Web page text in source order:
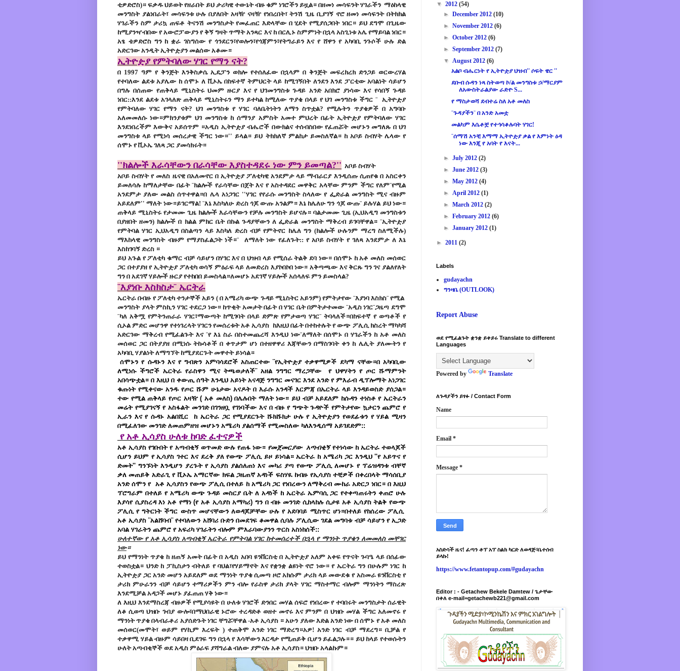
ቲዎድሮስ)። ፍቃዱ ህይወት የዘራበት ይህ ታሪካዊ ተውኔት ብዙ ቁም ነገሮችን ይዟል። በዘመነ መሳፍንት ሃገራችን ማዕከላዊ
መንግስት ያልነበራት፣ መሳፍንቱ ሁሉ በያለበት አዛዥ ናዛዥ የነበረበት፣ ትንሽ ጊዜ ቢያገኝ ኖሮ ዘመነ መሳፍንት በትክክል
ሃገራችን ስም ታሪኳ ጠፍቶ ትናንሽ መንግስታት የመፈጠር እድላቸው በ ሂደት የሚያሰጋበት ነበር። ይህ ደግሞ በጊዜው
ከሚያንዣብበው የ አውሮፓውያን የ ቅኝ ግዛት ጥማት አንጻር እና ከ በርሊኑ ስምምነት በኋላ አስጊነቱ አሌ የማይባል ነበር።
አፄ ቴዎድሮስ ግን ከ ቋራ ገስግሰው የ ጎንደርን፣የወሎን፣የጎጃምን፣የትግራይን እና የ ሸዋን የ አካባቢ ንጉሶች ሁሉ ድል
አድርገው አንዲት ኢትዮዽያን መልሰው አቆሙ።
ኢትዮዽያ የምትባለው ሃገር የማን ናት?
በ 1997 ዓም የ ቅንጅት እንቅስቃሴ ኢዴፓን ወክሎ የተሰለፈው በኋላም በ ቅንጅት መፍረክረክ ድንጋይ ወርውረሃል
የተባለው ልደቱ አያሌው ከ ሰሞኑ ለ ቪኦኤ በከፍተኛ ትምህርት ላይ ከሚገኝበት ለንደን እንደ ፓርቲው አባልነት ሳይሆን
በግሉ በሰጠው የጠቅላይ ሚኒስትሩ ህመም ዙርያ እና የ ህገመንግስቱ ጉዳይ አንድ አበክሮ ያነሳው እና የሳበኝ ጉዳይ
ነበር::እንደ ልደቱ አገላለጽ ጠቅላይ ሚኒስትሩን ማን ይተካል ከሚለው ጥያቄ በላይ የ ህገ መንግስቱ ችግር ¨ ኢትዮዽያ
የምትባለው ሃገር የማን ናት? ህገ መንግስቱ የ ሃገር ባለቤትነትን ለማን ስጥቷል? የሚሉትን ጥያቄዎች በ አግባቡ
አለመመለሱ ነው።ምክንያቱም ህገ መንግስቱ ከ ሰማንያ አምስት አመተ ምህረት በፊት ኢትዮዽያ የምትባለው ሃገር
እንደነበረችም እውቅና አይሰጥም ።አዲስ ኢትዮዽያ ብሔሮች በውክልና ተሰብስበው የፈጠሯት መሆኑን መግለጹ በ ህገ
መንግስቱ ላይ የሚነሳ መሰረታዊ ችግር ነው።'' ይላል። ይህ ትክክለኛ ምልከታ ይመስለኛል። ከ አቦይ ስብሃት ሌላው የ
ሰሞኑ የ ቪኦኤ ገለጻ ጋር ያመሳክሩት።
''ክልሎች እራሳቸውን በራሳቸው እያስተዳደሩ ነው ምን ይመጣል?'' አቦይ ስብሃት
አቦይ ስብሃት የ መለስ ዜናዊ በአለመኖር በ ኢትዮዽያ ፖለቲካዊ አንደምታ ላይ ማብራርያ እንዲሰጡ ሲጠየቁ በ አስርቀን
ይመለሳሉ ከማለታቸው በፊት ¨ክልሎች የራሳቸው በጀት እና የ አስተዳደር መዋቅር አላቸው ምንም ችግር የለም¨የሚል
አንደምታ ያለው መልስ ሰጥተዋል።በ ሌላ አነጋገር ''ሃገር የየራሱ መንግስት ስላለው የ ፌድራል መንግስት ሚና ብዙም
አይደለም'' ማለት ነው።ይገርማል! ¨እኔ እስካለሁ ድረስ ጎጆ ውጡ አንልም። እኔ ከሌለሁ ግን ጎጆ ውጡ¨ ይሉሃል ይህ ነው።
ጠቅላይ ሚኒስትሩ የታመሙ ጊዜ ክልሎች እራሳቸውን የቻሉ መንግስት ይሆናሉ። ባልታመሙ ጊዜ (ኢህአዲግ መንግስቱን
በያዘበት ዘመን) ክልሎች በ ክልል ምክር ቤት በኩል ጉዳያቸውን ለ ፌድራል መንግስት ማቅረብ ይገባቸዋል። ¨ኢትዮዽያ
የምትባል ሃገር ኢህአዲግ በስልጣን ላይ እስካለ ድረስ ብቻ የምትኖር ከሌለ ግን (ክልሎች ሁሉንም ማረግ ስለሚችሉ)
ማእከላዊ መንግስት ብዙም የማያስፈልጋት ነች።¨ ለማለት ነው የፈለጉት:: የ አቦይ ስብሃት የ ገለጻ አንደምታ ለ እኔ
እስከገባኝ ድረስ ።
ይህ አጉል የ ፖለቲካ ቁማር ብቻ ሳይሆን በሃገር እና በ ህዝብ ላይ የሚሰራ ትልቅ ደባ ነው። በሰሞኑ ከ አቶ መለስ መሰወር
ጋር በተያያዘ የ ኢትዮዽያ ፖለቲካ ወሳኝ ምዕራፍ ላይ ለመድረስ እያኮበኮበ ነው። አቅጣጫው እና ቅርጹ ግን ገና ያልለየለት
ግን በ አደገኛ ሃይሎች ዙርያ የተከበበ ይመስላል።ለመሆኑ አደገኛ ሃይሎች አሰላለፍ ምን ይመስላል?
¨እያነቡ እስክስታ¨ ኤርትራ
ኤርትራ በብዙ የ ፖለቲካ ተንታኞች አይን ( በ አሜሪካ ውጭ ጉዳይ ሚኒስትር አይንም) የምትታየው ¨እያነባ እስክስ¨ የሚል
መንግስት ያላት ምስኪን ሃገር ተደርጋ ነው። ከጥቂት አመታት በፊት በ ሃገር ቤት በምትታተመው ¨አዲስ ነገር¨ጋዜጣ ደግሞ
¨ካለ አቅሟ የምትንጠራራ ሃገር፣ማውጣት ከሚገባት በላይ ድምጽ የምታወጣ ሃገር¨ ትባላለች።በከፍተኛ የ ወጣቶች የ
ሲኦል ምድር መሆንዋ የተነገረላት ሃገርን የመሰረቱት አቶ ኢሳያስ ከእዚህ በፊት በተከተሉት የ ውጭ ፖሊሲ ክስረት ማካካሻ
አድርገው ማቅረብ የሚፈልጉት እና ¨የ እኔ ስራ በስተመጨረሻ እንዲህ ነው¨ለማለት በሰሞኑ በ ሃገራችን ከ አቶ መለስ
መሰወር ጋር በትያያዘ በሚነሱ ትኩሳቶች በ ቀጥታም ሆነ በተዘዋዋሪ እጃቸውን በማስገባት ቀን ከ ሌሊት ያለሙትን የ
አካባቢ ሃያልነት ለማግኘት ከሚያደርጉት መዋተት ይነሳል።
ሰሞኑን የ ሱዳኑን እና የ ግብጽን አምባሳደሮች አስጠርተው ¨የኢትዮዽያ ተቃዋሚዎች ደካማ ናቸው።በ አካባቢው
ለሚነሱ ችግሮች ኤርትራ የራስዋን ሚና ትጫወታለች¨ አዘል ንግግር ማረጋቸው የ ህዋሃትን የ ጦር ሹማምንት
አበሳጭቷል። በ እዚህ በ ቀውጢ ሰዓት እንዲህ አይነት አናዳጅ ንግግር መናገር እንደ አንድ የ ምእራብ ዲፕሎማት አነጋገር
ቁጡነት የሚቀናው አንዱ የጦር ሹም ሁኔታው አናዶት በ እራሱ አንዳች እርምጃ በኤርትራ ላይ እንዳይወስድ ያሰጋል።
ተው የሚል ጠቅላይ የጦር አዛዥ ( አቶ መለስ) በሌሉበት ማለት ነው። ይህ ብቻ አይደለም ከሱዳን ተነስቶ የ ኤርትራን
መሬት የሚያገናኝ የ አስፋልት መንገድ በገንዘቧ የገነባችው እና በ ብዙ የ ግጭት ጉዳዮች የምትታየው ኳታርን ጨምሮ የ
ኢራን እና የ ሱዳኑ አልበሺር ከ ኤርትራ ጋር የሚያደርጉት ሹክሹክታ ሁሉ የ ኢትዮዽያን የወደፊቱን የ ሃይል ሚዛን
በሚፈለገው መንገድ ለመጠምዘዝ መሆኑን አሜሪካ ያልሰማች የሚመስለው ካለእንዲሰማ አይገደድም::
የ አቶ ኢሳያስ ሁለቱ ከባድ ፈተናዎች
አቶ ኢሳያስ የገቡበት የ አጣብቂኝ ወጥመድ ውሉ የጠፋ ነው። የመጀመርያው አጣብቂኝየተነሳው ከ ኤርትራ ተወላጆች
ሲሆን ይህም የ ኢሳያስ ገተር እና ደረቅ ያለ የውጭ ፖሊሲ ይዞ ይነሳል። ኤርትራ ከ አሜሪካ ጋር እንዲህ ''የ አይጥና የ
ድመት'' ግንኙነት እንዲሆን ያረጉት የ ኢሳያስ ያልሰለጠነ እና መካሪ ያጣ የውጭ ፖሊሲ ለመሆኑ የ ፕሬዝዳንቱ ብቸኛ
ቃለ መጠይቅ አድራጊ የ ቪኦኤ አማርኛው ክፍል ጋዜጠኛ አዳነች ፍስሃዪ ከብዙ የኢሳያስ ተቺዎች በቀረበላት ማሳሰቢያ
አንድ ሰሞን የ አቶ ኢሳያስን የውጭ ፖሊሲ በተለይ ከ አሜሪካ ጋር የነበረውን ለማቅረብ ሙከራ አድርጋ ነበር። በ እዚህ
ፕሮግራም በተለይ የ አሜሪካ ውጭ ጉዳይ መስርያ ቤት ለ አዳነች ከ ኤርትራ ኤምባሲ ጋር የተቀጣጠሩትን ቀጠሮ ሁሉ
እያሳየ ሲያስረዳ እነ አቶ የማነ (የ አቶ ኢሳያስ አማካሪ) ግን በ ብዙ መንገድ ሲከላከሉ ሲታዩ አቶ ኢሳያስ ትልቅ የውጭ
ፖሊሲ የ ግትርነት ችግር ውስጥ መሆናቸውን ለወዳጆቻቸው ሁሉ የ አደባባይ ሚስጥር ሆነ።በተለይ የከሰረው ፖሊሲ
አቶ ኢሳያስ ¨አልሸባብ¨ የተባለውን አሸባሪ ቡድን በመደገፍ ቆመዋል ሲባሉ ፖሊሲው ገደል መግባቱ ብቻ ሳይሆን የ ኢጋድ
አባል ሃገራትን ጨምሮ የ አፍሪካ ሃገራትን ብሎም ምእራባውያንን ጥርስ አስነከሰች::
ሁለተኛው የ አቶ ኢሳያስ አጣብቂኝ ኤርትራ የምትባል ሃገር ከተመሰረተች በኋላ የ ማንነት ጥያቄን ለመመለስ መቸገር
ነው።
ይህ የማንነት ጥያቄ ከ ዘጠኝ አመት በፊት በ አዲስ አበባ ዩንቨርስቲ በ ኢትዮዽያ አለም አቀፍ የጥናት ጉባዔ ላይ በሰፊው
ተወስቷል። ህንድ ከ ፓኪስታን ብትለይ የ ባህል፣የሃይማኖት እና የቋንቋ ልዩነት ኖሮ ነው። የ ኤርትራ ግን በሁሉም ነገር ከ
ኢትዮዽያ ጋር አንድ መሆን አይደለም ወደ ማንነት ጥያቄ ሲመጣ ዞሮ አክሱም ታሪክ ላይ መውደቁ የ አስመራ ዩንቨርስቲ የ
ታሪክ ምሁራንን ብቻ ሳይሆን ተማሪዎችን ምን ብሎ የራስዋ ታሪክ ያላት ሃገር ማስተማር ብሎም ማንነትን ማስረጽ
እንደሚቻል አዳጋች መሆኑ ያፈጠጠ ሃቅ ነው።
ለ እዚህ እንደማስረጃ ብዙዎች የሚያሳዩት በ ሁለቱ ሃገሮች ድንበር መሃል ሰፍሮ የነበረው የ ተባበሩት መንግስታት ሰራዊት
ለቆ ሲወጣ ህዝቡ ገብያ ውሎ፣በማህበራዊ ኑሮው ተረዳድቶ ወዘተ መኖሩ እና ምንም በ ህዝቡ መሃል ችግር አለመኖሩ የ
ማንነት ጥያቄ በላብራቶሪ አያሰድጉት ነገር ቸግሯቸዋል -አቶ ኢሳያስ ። አሁን ያለው እድል አንድ ነው በ ሰሞኑ የ አቶ መለስ
መሰወር(መሞት፣ ወይም የሃኪም እረፍት ) ተጠቅሞ አንድ ነገር ማድረግ።አዎ! አንድ ነገር ብቻ ማደረግ። ቢቻል የ
ተቃዋሚ ሃይል ብዙም ሳይበዛ ቢደገፍ ግን በኋላ የ እሳቸውን እርዳታ የሚጠይቅ ቢሆን ይፈልጋሉ።። ይህ ከላይ የተወሱትን
ሁለት አጣብቂኞች ወደ አዲስ ምዕራፍ ያሻግራል ብለው ያምናሉ አቶ ኢሳያስ። ህዝቡ አላልኩም።
▼ 2012 (54)
►December 2012(10)
►November 2012(6)
►October 2012(6)
►September 2012(7)
▼August 2012(6)
አልቦ ብሔርነት የ ኢትዮዽያ ህዝብ'' ሶፍት ዌር ''
ደቡብ ሱዳን ነጻ ስትወጣ ኮ/ል መንግስቱ ኃ/ማርያም
ለአውስትራልያው ራድዮ S...
የ ማስታወሻ ደብተሬ ስለ አቶ መለስ
¨ጉዳያችን¨ በ አንድ አመቷ
መልካም እሴቶቿ የተጎሳቆሉባት ሃገር!
¨ሰማሽ አንቺ እማማ ኢትዮዽያ ቃል የ እምነት ዕዳ
ነው እንጂ የ አባት የ እናት...
►July 2012(2)
►June 2012(3)
►May 2012(4)
►April 2012(1)
►March 2012(2)
►February 2012(6)
►January 2012(1)
► 2011 (2)
Labels
gudayachn
ግንዛቤ (OUTLOOK)
Report Abuse
ወደ የሚፈልጉት ቋንቋ ይቀይሩ Translate to different
Languages
Powered by Translate
ለጉዳያችን ይፃፉ / Contact Form
Name
Email *
Message *
አስድሳች ዜና! ፈጣን ቶፕ አፕ ስልክ ካርድ ለወዳጅ፣ቤተሰብ
ይላኩ!
https://www.fetantopup.com/#gudayachn
Editor : - Getachew Bekele Damtew / ጌታቸው
በቀለ e-mail=getachewb221@gmail.com